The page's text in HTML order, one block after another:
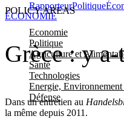
POLICY AREAS
Economie
Politique
Agriculture et
Santé
Technologies
Energie, Environnement
Défense
RapporteurPolitique
Grèce : y
Dans un entretien au
la même depuis 2011.
ÉCONOMIE